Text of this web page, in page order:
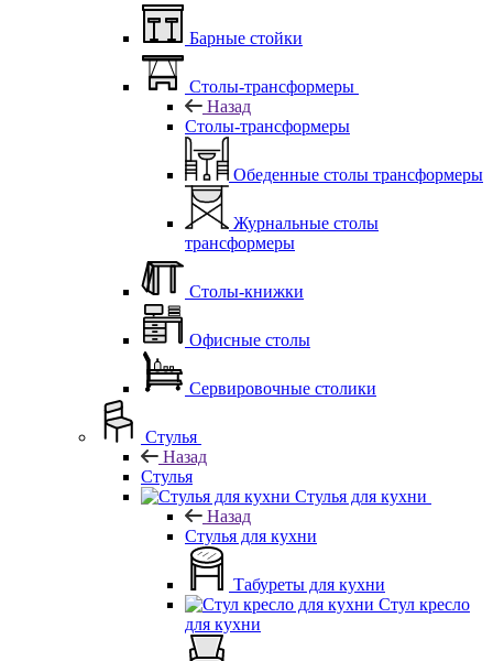
Барные стойки
Столы-трансформеры
Назад
Столы-трансформеры
Обеденные столы трансформеры
Журнальные столы
трансформеры
Столы-книжки
Офисные столы
Сервировочные столики
Стулья
Назад
Стулья
Стулья для кухни
Назад
Стулья для кухни
Табуреты для кухни
Стул кресло
для кухни